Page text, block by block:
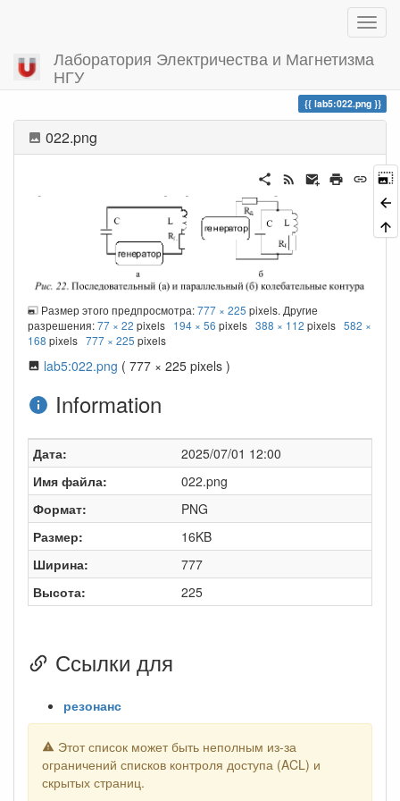
Лаборатория Электричества и Магнетизма
НГУ
Вы посетили
lab5:022.png
022.png
Размер этого предпросмотра:777 × 225 pixels. Другие
разрешения:77 × 22 pixels 194 × 56 pixels 388 × 112 pixels 582 ×
168 pixels 777 × 225 pixels
lab5:022.png ( 777 × 225 pixels )
Information
Дата:
2025/07/01 12:00
Имя файла:
022.png
Формат:
PNG
Размер:
16KB
Ширина:
777
Высота:
225
Ссылки для
резонанс
Этот список может быть неполным из-за
ограничений списков контроля доступа (ACL) и
скрытых страниц.